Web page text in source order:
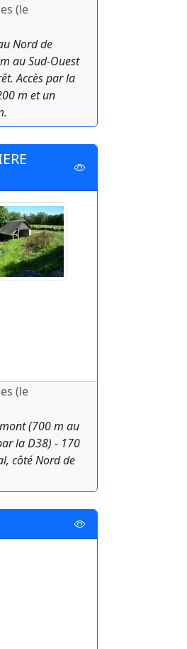
(le
Nord de
au Sud-Ouest
Accès par la
m et un
(le
(700 m au
la D38) - 170
côté Nord de